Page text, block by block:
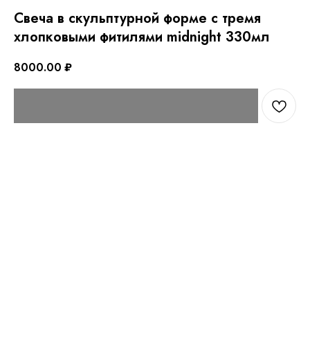
Свеча в скульптурной форме с тремя
хлопковыми фитилями midnight 330мл
8000.00 ₽